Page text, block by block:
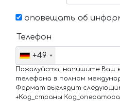
оповещать об
Телефон
+49
Пожалуйста, напишите Ваш
телефона в полном
Формат выглядит
+Код_страны